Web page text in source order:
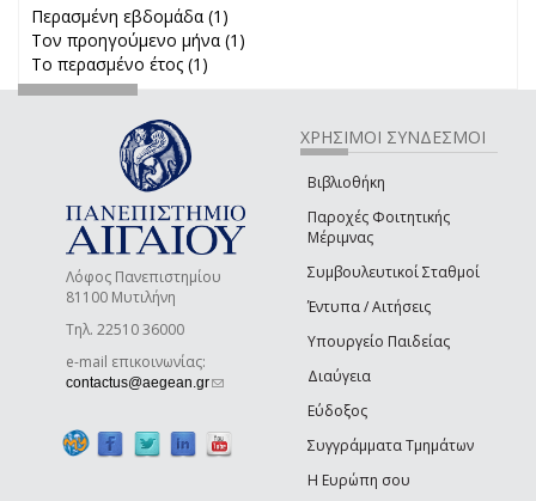
Περασμένη εβδομάδα (1)
Τον προηγούμενο μήνα (1)
Το περασμένο έτος (1)
Λόφος Πανεπιστημίου
81100 Μυτιλήνη
Τηλ. 22510 36000
e-mail επικοινωνίας:
contactus@aegean.gr(link sends e-mail)
ΧΡΗΣΙΜΟΙ ΣΥΝΔΕΣΜΟΙ
Βιβλιοθήκη
Παροχές Φοιτητικής
Μέριμνας
Συμβουλευτικοί Σταθμοί
Έντυπα / Αιτήσεις
Υπουργείο Παιδείας
Διαύγεια
Εύδοξος
Συγγράμματα Τμημάτων
Η Ευρώπη σου